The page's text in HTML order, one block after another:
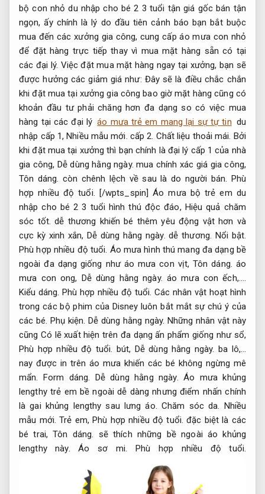
bộ con nhỏ du nhập cho bé 2 3 tuổi tận giá gốc bán tận
ngọn, ấy chính là lý do đầu tiên cảnh báo bạn bắt buộc
mua đến các xưởng gia công, cung cấp áo mưa con nhỏ
để đặt hàng trực tiếp thay vì mua mặt hàng sẵn có tại
các đại lý. Việc đặt mua mặt hàng ngay tại xưởng, bạn sẽ
được hưởng các giảm giá như: Đây sẽ là điều chắc chắn
khi đặt mua tại xưởng gia công bao giờ mặt hàng cũng có
khoản đầu tư phải chăng hơn đa dạng so có việc mua
hàng tại các đại lý áo mưa trẻ em mang lại sự tự tin du
nhập cấp 1,Nhiều mẫu mới. cấp 2. Chất liệu thoải mái. Bởi
khi đặt mua tại xưởng thì bạn chính là đại lý cấp 1 của nhà
gia công, Dễ dùng hằng ngày. mua chính xác giá gia công,
Tôn dáng. còn chênh lệch về sau là do người bán. Phù
hợp nhiều độ tuổi. [/wpts_spin] Áo mưa bộ trẻ em du
nhập cho bé 2 3 tuổi hình thú độc đáo, Hiệu quả chăm
sóc tốt. dễ thương khiến bé thêm yêu động vật hơn và
cực kỳ xinh xắn,Dễ dùng hằng ngày. dễ thương. Nổi bật.
Phù hợp nhiều độ tuổi. Áo mưa hình thú mang đa dạng bề
ngoài đa dạng giống như áo mưa con vịt,Tôn dáng. áo
mưa con ong, Dễ dùng hằng ngày. áo mưa con ếch,….
Kiểu dáng. Phù hợp nhiều độ tuổi. Các nhân vật hoạt hình
trong các bộ phim của Disney luôn bắt mắt sự chú ý của
các bé. Phụ kiện. Dễ dùng hằng ngày. Những nhân vật này
cũng Có lẽ xuất hiện trên đa dạng ấn phẩm giống như sổ,
Phù hợp nhiều độ tuổi. bút, Dễ dùng hằng ngày. ba lô,…
nay được in trên áo mưa khiến các bé không ngừng mê
mẩn. Form dáng. Dễ dùng hằng ngày. Áo mưa khủng
lengthy trẻ em bề ngoài dễ dàng nhưng điểm nhấn chính
là gai khủng lengthy sau lưng áo. Chăm sóc da. Nhiều
mẫu mới. Trẻ em,Phù hợp nhiều độ tuổi. đặc biệt là các
bé trai,Tôn dáng. sẽ thích những bề ngoài áo khủng
lengthy này.Áo sơ mi. Phù hợp nhiều độ tuổi.